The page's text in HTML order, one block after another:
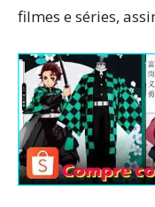
filmes e séries,